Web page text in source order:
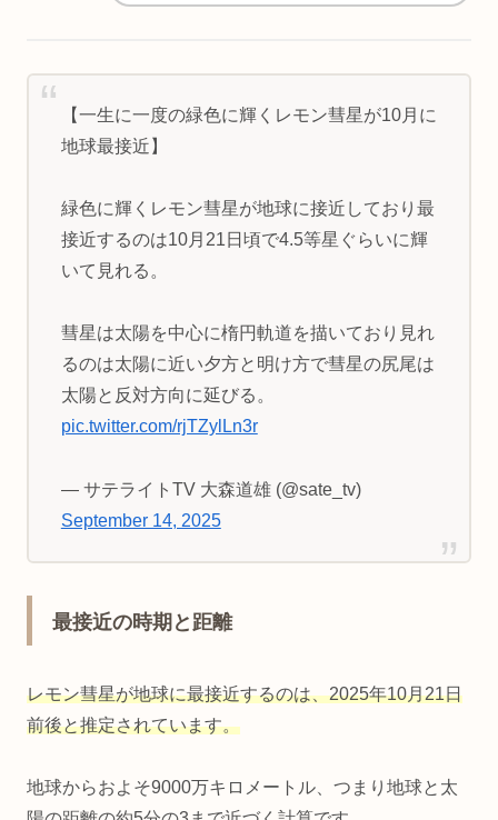
【一生に一度の緑色に輝くレモン彗星が10月に
地球最接近】
緑色に輝くレモン彗星が地球に接近しており最
接近するのは10月21日頃で4.5等星ぐらいに輝
いて見れる。
彗星は太陽を中心に楕円軌道を描いており見れ
るのは太陽に近い夕方と明け方で彗星の尻尾は
太陽と反対方向に延びる。
pic.twitter.com/rjTZylLn3r
— サテライトTV 大森道雄 (@sate_tv)
September 14, 2025
最接近の時期と距離
レモン彗星が地球に最接近するのは、2025年10月21日
前後と推定されています。
地球からおよそ9000万キロメートル、つまり地球と太